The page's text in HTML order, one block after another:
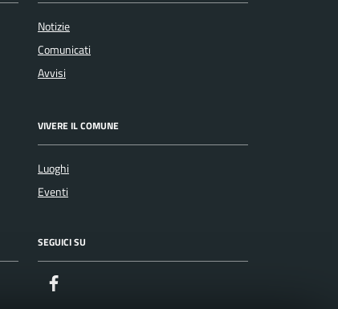
Notizie
Comunicati
Avvisi
VIVERE IL COMUNE
Luoghi
Eventi
SEGUICI SU